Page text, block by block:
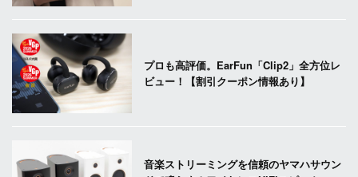
プロも高評価。EarFun「Clip2」全方位レ
ビュー！【割引クーポン情報あり】
音楽ストリーミングを信頼のヤマハサウン